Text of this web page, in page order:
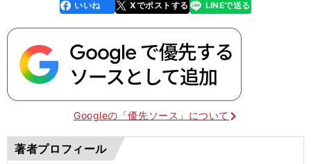
faceboo
k
いいね Xでポストする
line LINEで送る
Googleの「優先ソース」について
著者プロフィール